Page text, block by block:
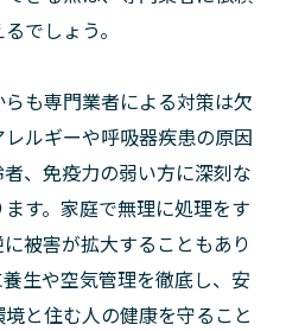
でしょう。
も専門業者による対策は欠
ルギーや呼吸器疾患の原因
、免疫力の弱い方に深刻な
す。家庭で無理に処理をす
被害が拡大することもあり
生や空気管理を徹底し、安
と住む人の健康を守ること